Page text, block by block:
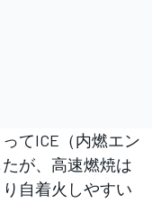
てICE（内燃エン
が、高速燃焼は
自着火しやすい